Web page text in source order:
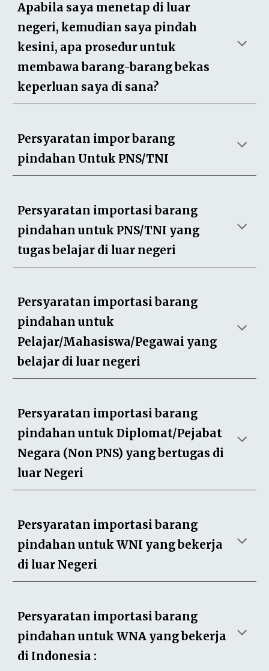
Apabila saya menetap di luar
negeri, kemudian saya pindah
kesini, apa prosedur untuk
membawa barang-barang bekas
keperluan saya di sana?
Persyaratan impor barang
pindahan Untuk PNS/TNI
Persyaratan importasi barang
pindahan untuk PNS/TNI yang
tugas belajar di luar negeri
Persyaratan importasi barang
pindahan untuk
Pelajar/Mahasiswa/Pegawai yang
belajar di luar negeri
Persyaratan importasi barang
pindahan untuk Diplomat/Pejabat
Negara (Non PNS) yang bertugas di
luar Negeri
Persyaratan importasi barang
pindahan untuk WNI yang bekerja
di luar Negeri
Persyaratan importasi barang
pindahan untuk WNA yang bekerja
di Indonesia :